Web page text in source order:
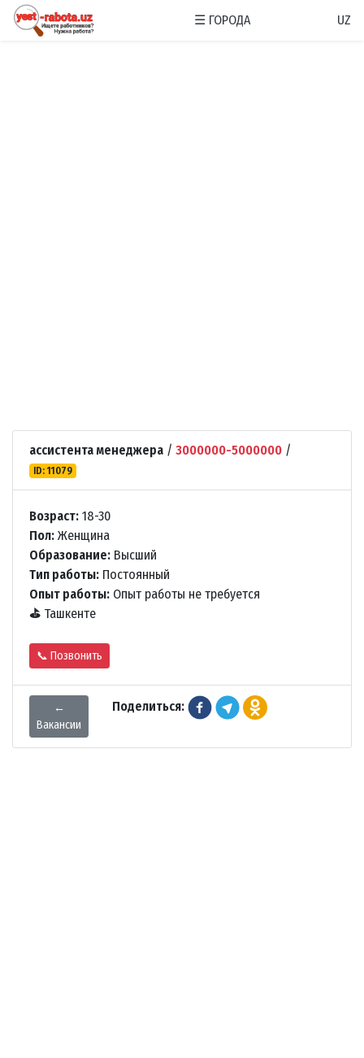
☰ ГОРОДА UZ
ассистента менеджера / 3000000-5000000 /
ID: 11079
Возраст: 18-30
Пол: Женщина
Образование: Высший
Тип работы: Постоянный
Опыт работы: Опыт работы не требуется
⛳ Ташкенте
📞 Позвонить
←
Вакансии
Поделиться: